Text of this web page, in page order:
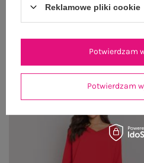
OSTATNIO
Reklamowe pliki cookie
Potwierdzam
Potwierdzam